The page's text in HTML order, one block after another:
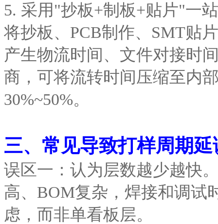
5. 采用"抄板+制板+贴片"一
将抄板、PCB制作、SMT贴
产生物流时间、文件对接时
商，可将流转时间压缩至内
30%~50%。
三、常见导致打样周期
误区一：认为层数越少越快
高、BOM复杂，焊接和调试
虑，而非单看板层。